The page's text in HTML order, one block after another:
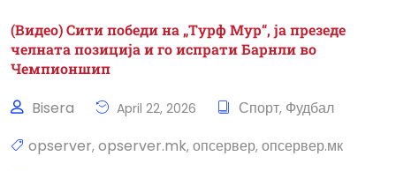
(Видео) Сити победи на „Турф Мур“, ја презеде
челната позиција и го испрати Барнли во
Чемпионшип
Bisera April 22, 2026 Спорт, Фудбал
opserver, opserver.mk, опсервер, опсервер.мк